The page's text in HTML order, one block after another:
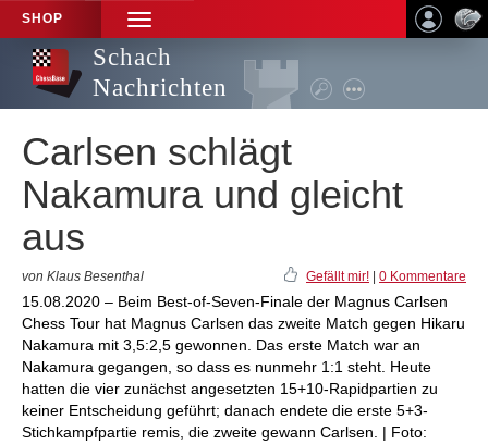
SHOP
TOGGLE
NAVIGATION
Schach
Nachrichten
Carlsen schlägt
Nakamura und gleicht
aus
von Klaus Besenthal Gefällt mir! 0 Kommentare
15.08.2020 – Beim Best-of-Seven-Finale der Magnus Carlsen
Chess Tour hat Magnus Carlsen das zweite Match gegen Hikaru
Nakamura mit 3,5:2,5 gewonnen. Das erste Match war an
Nakamura gegangen, so dass es nunmehr 1:1 steht. Heute
hatten die vier zunächst angesetzten 15+10-Rapidpartien zu
keiner Entscheidung geführt; danach endete die erste 5+3-
Stichkampfpartie remis, die zweite gewann Carlsen. | Foto: